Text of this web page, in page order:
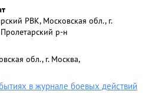
РВК, Московская обл., г.
р-н
обл., г. Москва,
в журнале боевых действий